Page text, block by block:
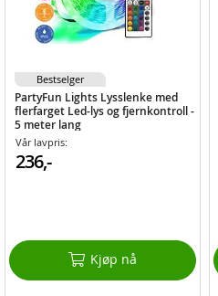
PartyFun Lights Lysslenke med
flerfarget Led-lys og fjernkontroll -
5 meter lang
Vår lavpris:
236,-
Kjøp nå
Bestselger